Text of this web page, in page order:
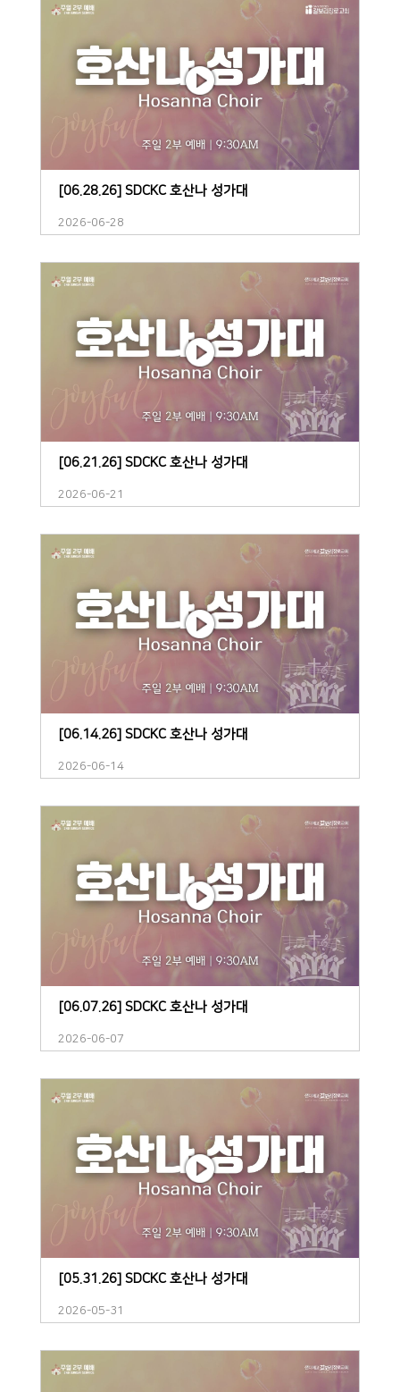
[06.28.26] SDCKC 호산나 성가대
2026-06-28
[06.21.26] SDCKC 호산나 성가대
2026-06-21
[06.14.26] SDCKC 호산나 성가대
2026-06-14
[06.07.26] SDCKC 호산나 성가대
2026-06-07
[05.31.26] SDCKC 호산나 성가대
2026-05-31